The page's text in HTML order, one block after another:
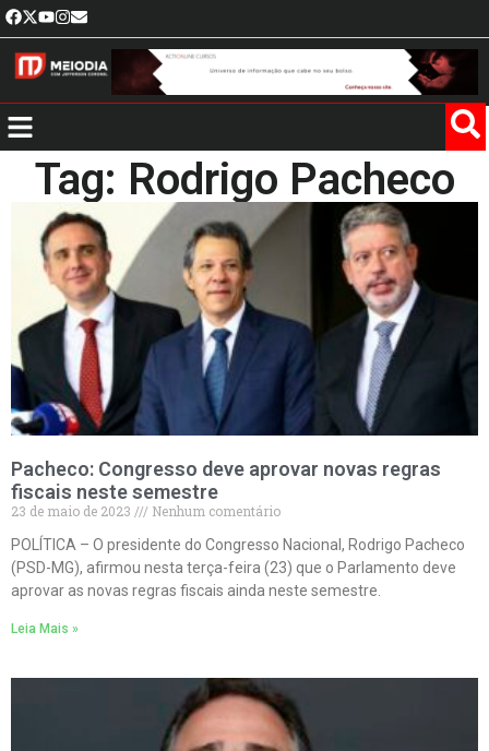
Tag: Rodrigo Pacheco
Pacheco: Congresso deve aprovar novas regras
fiscais neste semestre
23 de maio de 2023
Nenhum comentário
POLÍTICA – O presidente do Congresso Nacional, Rodrigo Pacheco
(PSD-MG), afirmou nesta terça-feira (23) que o Parlamento deve
aprovar as novas regras fiscais ainda neste semestre.
Leia Mais »